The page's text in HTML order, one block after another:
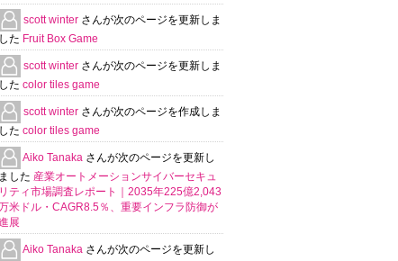
scott winter さんが次のページを更新しま
した Fruit Box Game
scott winter さんが次のページを更新しま
した color tiles game
scott winter さんが次のページを作成しま
した color tiles game
Aiko Tanaka さんが次のページを更新し
ました 産業オートメーションサイバーセキュ
リティ市場調査レポート｜2035年225億2,043
米ドル・CAGR8.5％、重要インフラ防御が
展
Aiko Tanaka さんが次のページを更新し